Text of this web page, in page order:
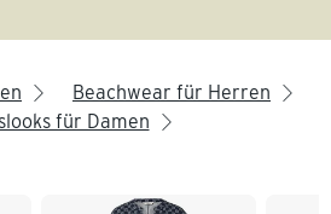
arrow_right Beachwear für Herren arrow_right
für Damen arrow_right